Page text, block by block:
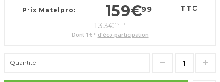
Prix Matelpro: 159€99 TTC
133€33 HT
Dont 1€ 30 d'éco-participation
Quantité